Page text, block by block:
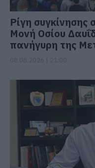
Ρίγη συγκίνησης
Μονή Οσίου
πανήγυρη της